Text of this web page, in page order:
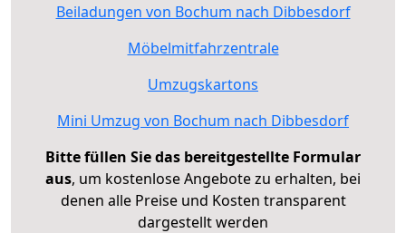
Beiladungen von Bochum nach Dibbesdorf
Möbelmitfahrzentrale
Umzugskartons
Mini Umzug von Bochum nach Dibbesdorf
Bitte füllen Sie das bereitgestellte Formular
aus, um kostenlose Angebote zu erhalten, bei
denen alle Preise und Kosten transparent
dargestellt werden